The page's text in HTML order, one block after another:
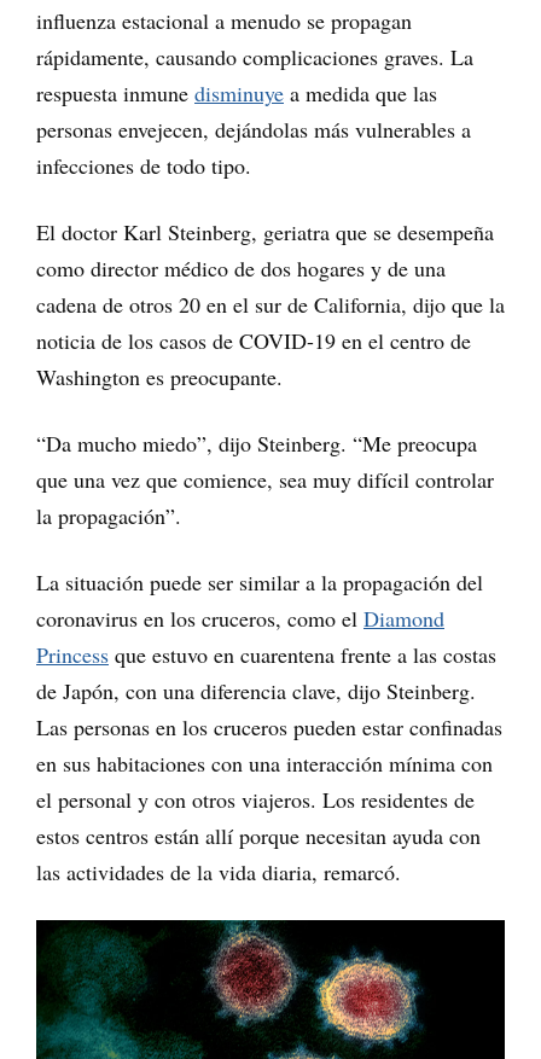
influenza estacional a menudo se propagan
rápidamente, causando complicaciones graves. La
respuesta inmune disminuye a medida que las
personas envejecen, dejándolas más vulnerables a
infecciones de todo tipo.
El doctor Karl Steinberg, geriatra que se desempeña
como director médico de dos hogares y de una
cadena de otros 20 en el sur de California, dijo que la
noticia de los casos de COVID-19 en el centro de
Washington es preocupante.
“Da mucho miedo”, dijo Steinberg. “Me preocupa
que una vez que comience, sea muy difícil controlar
la propagación”.
La situación puede ser similar a la propagación del
coronavirus en los cruceros, como el Diamond
Princess que estuvo en cuarentena frente a las costas
de Japón, con una diferencia clave, dijo Steinberg.
Las personas en los cruceros pueden estar confinadas
en sus habitaciones con una interacción mínima con
el personal y con otros viajeros. Los residentes de
estos centros están allí porque necesitan ayuda con
las actividades de la vida diaria, remarcó.